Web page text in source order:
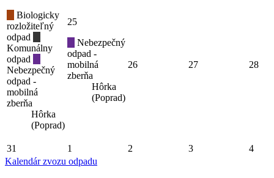
Biologicky
rozložiteľný
odpad
Komunálny
odpad
Nebezpečný
odpad -
mobilná
zberňa
Hôrka
(Poprad)
25
Nebezpečný
odpad -
mobilná
zberňa
Hôrka
(Poprad)
26 27 28
31 1 2 3
4
Kalendár zvozu odpadu